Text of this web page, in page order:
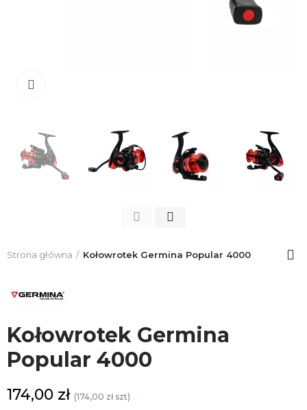
Strona główna Kołowrotek Germina Popular 4000
Kołowrotek Germina
Popular 4000
174,00 zł (174,00 zł szt)